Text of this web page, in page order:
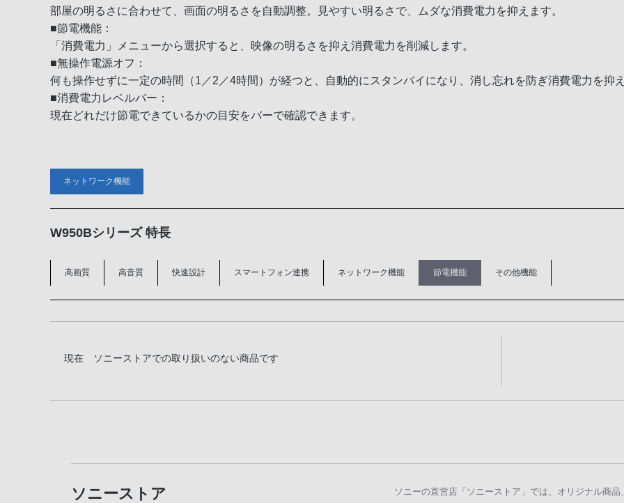
部屋の明るさに合わせて、画面の明るさを自動調整。見やすい明るさで、ムダな消費電力を抑えます。
■節電機能：
「消費電力」メニューから選択すると、映像の明るさを抑え消費電力を削減します。
■無操作電源オフ：
何も操作せずに一定の時間（1／2／4時間）が経つと、自動的にスタンバイになり、消し忘れを防ぎ消費電力を抑
■消費電力レベルバー：
現在どれだけ節電できているかの目安をバーで確認できます。
ネットワーク機能
W950Bシリーズ 特長
高画質 高音質 快速設計 スマートフォン連携 ネットワーク機能 節電機能 その他機能
現在 ソニーストアでの取り扱いのない商品です
ソニーストア ソニーの直営店「ソニーストア」では、オリジナル商